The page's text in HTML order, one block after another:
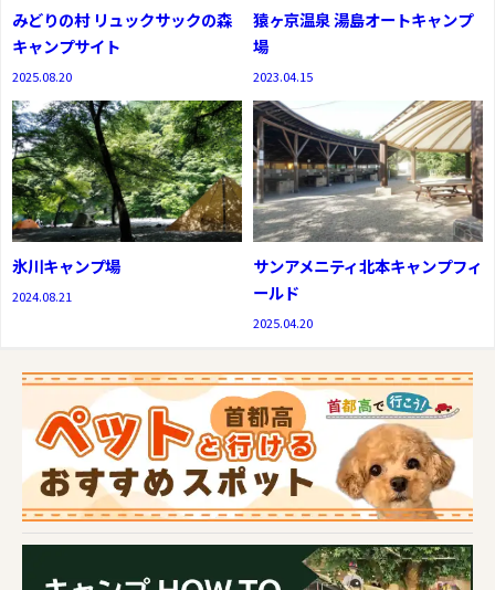
みどりの村 リュックサックの森
キャンプサイト
2025.08.20
猿ヶ京温泉 湯島オートキャンプ
場
2023.04.15
氷川キャンプ場
2024.08.21
サンアメニティ北本キャンプフィ
ールド
2025.04.20